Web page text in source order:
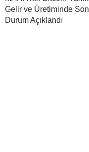
Gelir ve Üretiminde Son
Durum Açıklandı